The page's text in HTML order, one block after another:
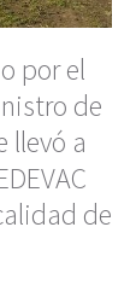
por el
de
llevó a
de